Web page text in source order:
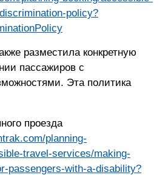
policy?
разместила конкретную
пассажиров с
Эта политика
проезда
planning-
travel-services/making-
passengers-with-a-disability?